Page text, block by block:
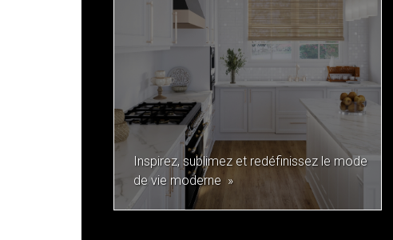
Inspirez, sublimez et redéfinissez le mode
de vie moderne